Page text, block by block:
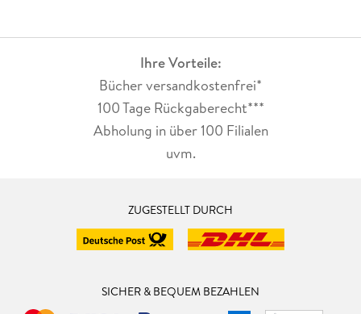
Ihre Vorteile:
Bücher versandkostenfrei*
100 Tage Rückgaberecht***
Abholung in über 100 Filialen
uvm.
ZUGESTELLT DURCH
SICHER & BEQUEM BEZAHLEN